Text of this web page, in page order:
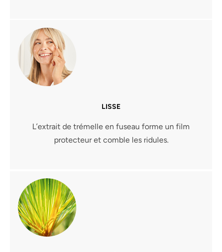
LISSE
L’extrait de trémelle en fuseau forme un film
protecteur et comble les ridules.